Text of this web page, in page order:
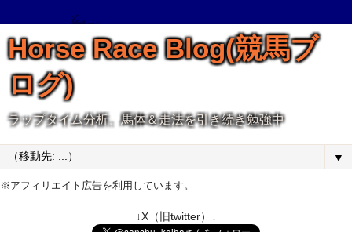
Horse Race Blog(競馬ブ
ログ)
ラップタイム分析、馬体＆走法を引き続き勉強中
▼
※アフィリエイト広告を利用しています。
↓X（旧twitter）↓